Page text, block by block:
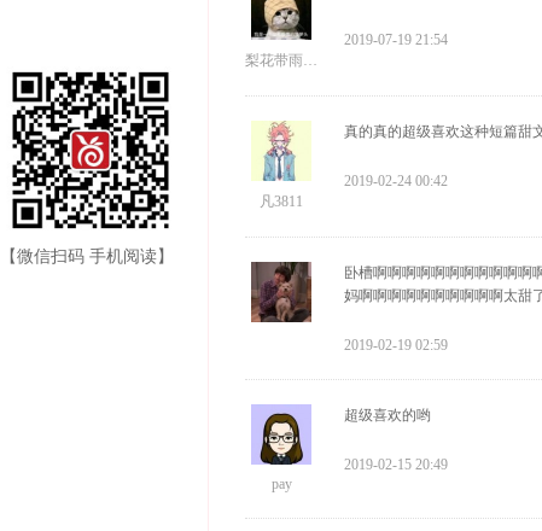
2019-07-19 21:54
凡3811
真的真的超级喜欢这种短篇甜
2019-02-24 00:42
卧槽啊啊啊啊啊啊啊啊啊啊啊
妈啊啊啊啊啊啊啊啊啊啊太甜
2019-02-19 02:59
pay
超级喜欢的哟
2019-02-15 20:49
【微信扫码 手机阅读】